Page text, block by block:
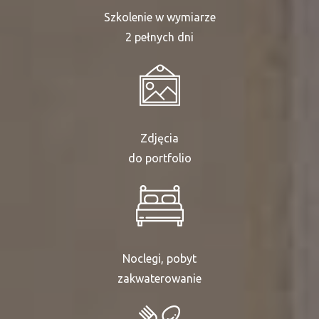
Szkolenie w wymiarze
2 pełnych dni
Zdjęcia
do portfolio
Noclegi, pobyt
zakwaterowanie